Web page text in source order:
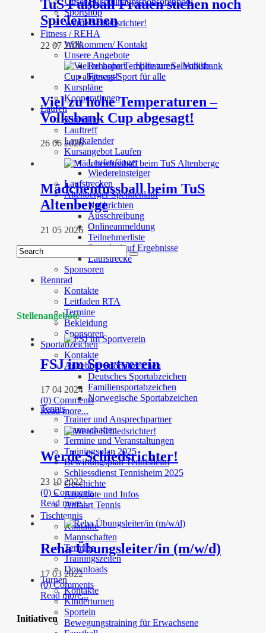
Sportshop
Werde Schiedsrichter!
Fitness / REHA
Willkommen/ Kontakt
Unsere Angebote
Rehasport – Hilfe zur Selbsthilfe
Fitness-Sport für alle
Kurspläne
Kooperationen
Laufen
Kontakte
Lauftreff
Laufkalender
Kursangebot Laufen
Laufanfänger
Wiedereinsteiger
Laufstrecken
Altenberger Spendenlauf
Nachrichten
Ausschreibung
Onlineanmeldung
Teilnehmerliste
Spendenlauf Ergebnisse
Laufstrecke
Sponsoren
Rennrad
Kontakte
Leitfaden RTA
Termine
Bekleidung
Sponsoren
Sportabzeichen
Kontakte
Angebote Sportabzeichen
Deutsches Sportabzeichen
Familiensportabzeichen
Norwegische Sportabzeichen
Tennis
Trainer und Ansprechpartner
Mannschaften
Termine und Veranstaltungen
Trainingsplan 2025
Bewirtungsplan Tennisheim
Schliessdienst Tennisheim 2025
Geschichte
Angebote und Infos
Anfahrt Tennis
Tischtennis
Kontakte
Mannschaften
Termine
Trainingszeiten
Downloads
Turnen
Kontakte
Kinderturnen
Sporteln
Bewegungstraining für Erwachsene
TuS Fußball Frauen suchen noch
Spielerinnen
22 07 2026
Viel zu hohe Temperaturen –
Volksbank Cup abgesagt!
26 06 2026
Mädchenfussball beim TuS
Altenberge
21 05 2026
Stellenangebote
FSJ im Sportverein
17 04 2024
(0) Comments
Read more...
Werde Schiedsrichter!
23 10 2022
(0) Comments
Read more...
Reha Übungsleiter/in (m/w/d)
17 03 2022
(0) Comments
Read more...
Initiativen